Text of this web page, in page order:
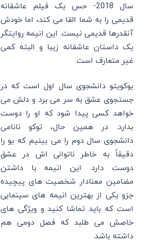
سال 2018- حس یک فیلم عاشقانه
قدیمی را به شما القا می کند، اما خودش
آنقدرها قدیمی نیست. این انیمه روایتگر
یک داستان عاشقانه زیبا و البته کمی
غیر متعارف است.
یوکویتو دانشجوی سال اول است که در
جستجوی عشق به سر می برد و دلش می
خواهد کسی پیدا شود که او را دوست
بدارد. در همین حال، توکو نانامی
دانشجوی سال دوم را می بینیم که یو را
دقیقاً به خاطر ناتوانی اش در عشق
دوست دارد. این انیمه با داشتن
مضامین معنادار شخصیت های پیچیده
جزو یکی از بهترین انیمه های سینمایی
است که باید تماشا کنید و ویژگی های
خاصش می طلبد که فصل دومی هم
داشته باشد.